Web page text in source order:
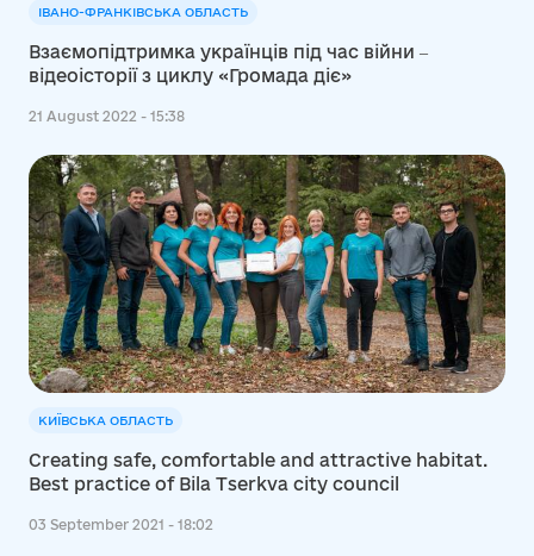
ІВАНО-ФРАНКІВСЬКА ОБЛАСТЬ
Взаємопідтримка українців під час війни ‒
відеоісторії з циклу «Громада діє»
21 August 2022 - 15:38
КИЇВСЬКА ОБЛАСТЬ
Creating safe, comfortable and attractive habitat.
Best practice of Bila Tserkva city council
03 September 2021 - 18:02